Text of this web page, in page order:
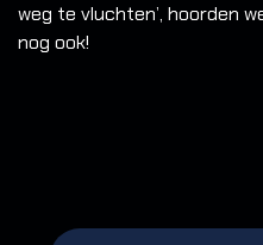
weg te vluchten’, hoorden
nog ook!